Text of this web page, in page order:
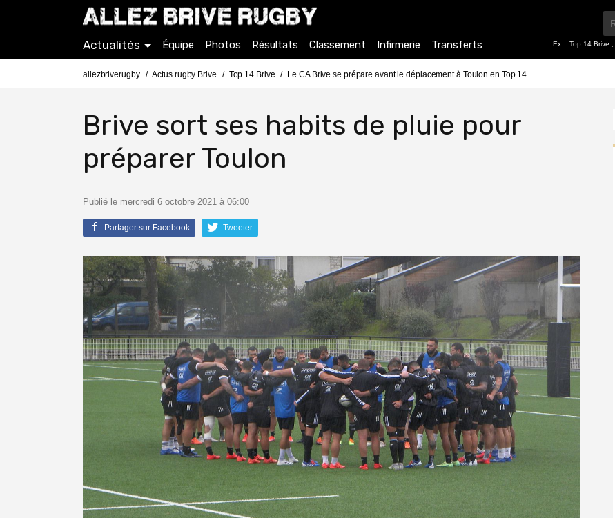
Ex. : Top 14 Brive
Actualités Équipe Photos Résultats Classement Infirmerie Transferts
allezbriverugby Actus rugby Brive Top 14 Brive Le CA Brive se prépare avant le déplacement à Toulon en Top 14
Brive sort ses habits de pluie pour
préparer Toulon
Publié le mercredi 6 octobre 2021 à 06:00
Partager sur Facebook Tweeter